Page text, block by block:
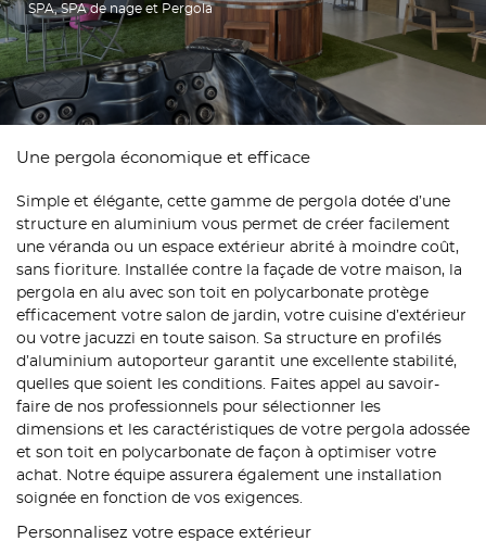
SPA, SPA de nage et Pergola
Une pergola économique et efficace
Simple et élégante, cette gamme de pergola dotée d’une
structure en aluminium vous permet de créer facilement
une véranda ou un espace extérieur abrité à moindre coût,
sans fioriture. Installée contre la façade de votre maison, la
pergola en alu avec son toit en polycarbonate protège
efficacement votre salon de jardin, votre cuisine d’extérieur
ou votre jacuzzi en toute saison. Sa structure en profilés
d’aluminium autoporteur garantit une excellente stabilité,
quelles que soient les conditions. Faites appel au savoir-
faire de nos professionnels pour sélectionner les
dimensions et les caractéristiques de votre pergola adossée
et son toit en polycarbonate de façon à optimiser votre
achat. Notre équipe assurera également une installation
soignée en fonction de vos exigences.
Personnalisez votre espace extérieur